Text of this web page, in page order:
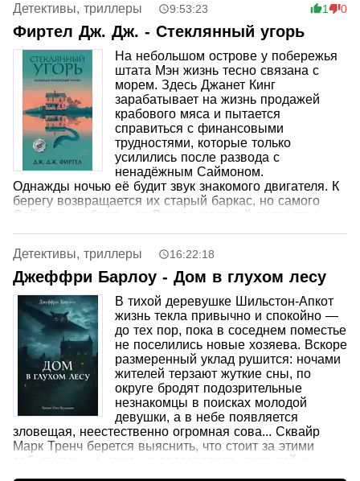
давно стали частью мировой культуры, вдохновив
бесчисленные книги, фильмы и театральные
постановки.
С момента публикации первого рассказа прошло
более ста лет, однако читатели по всему миру по-
прежнему с увлечением возвращаются на туманные
улицы Лондона, к загадочным болотам и бескрайним
вересковым пустошам.
В настоящее издание вошли все рассказы и повести о
великом сыщике с Бейкер,стрит.
Детективы, триллеры 9:53:23 1 0
Фиртел Дж. Дж. - Стеклянный угорь
На небольшом острове у побережья
штата Мэн жизнь тесно связана с
морем. Здесь Джанет Кинг
зарабатывает на жизнь продажей
крабового мяса и пытается
справиться с финансовыми
трудностями, которые только
усилились после развода с
ненадёжным Саймоном.
Однажды ночью её будит звук знакомого двигателя. К
берегу возвращается их старый баркас, но самого
Саймона на борту нет. Вскоре местный подросток
бывшему мужу. С этого момента события начинают
стремительно выходить из-под контроля.
Опасный предприниматель Беннет Тайсон требует
вернуть деньги, а вскоре Джанет находит тело Джои в
полузатопленном ручье. Пытаясь разобраться в
происходящем, она оказывается втянута в сложную
сеть преступных связей, коррупции и тайн, которая
тянется далеко за пределы острова и затрагивает
влиятельных людей на самом верху власти.
Что случилось с Саймоном? Кто стоит за убийством
Джои? И почему вокруг легального бизнеса по добыче
угря разворачивается столь жестокая борьба? Ответы
скрываются глубже, чем кажется, а правда может
оказаться опаснее любых предположений.
Детективы, триллеры 16:22:18
Джеффри Барлоу - Дом в глухом лесу
В тихой деревушке Шильстон-Апкот
жизнь текла привычно и спокойно —
до тех пор, пока в соседнем поместье
не поселились новые хозяева. Вскоре
размеренный уклад рушится: ночами
жителей терзают жуткие сны, по
округе бродят подозрительные
незнакомцы в поисках молодой
девушки, а в небе появляется
зловещая, неестественно огромная сова... Сквайр
Марк Тренч берется выяснить, что стоит за этими
событиями, но даже не подозревает, какие тайны